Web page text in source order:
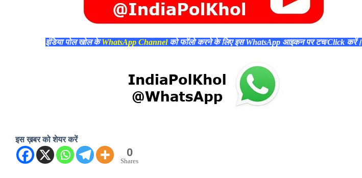
इंडिया पोल खोल केWhatsApp Channelको फॉलो करने के लिए इस WhatsApp आइकन पर टच/Click करें।
इस ख़बर को शेयर करें
0
Shares